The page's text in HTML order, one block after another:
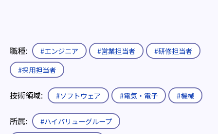
職種: #エンジニア #営業担当者
#研修担当者
#採用担当者
技術領域: #ソフトウェア #電気・電子 #機械
所属:
#ハイバリューグループ